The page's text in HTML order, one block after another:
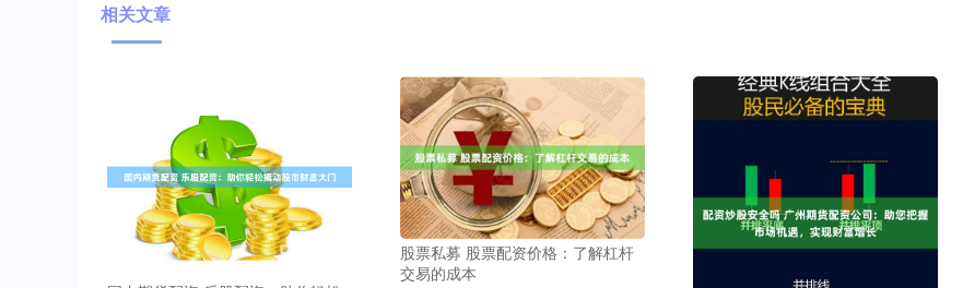
相关文章
股票私募 股票配资价格：了解杠杆
交易的成本